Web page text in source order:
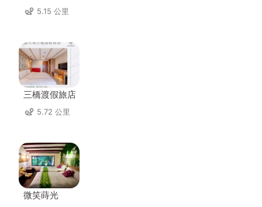
5.15 公里
三橋渡假旅店
5.72 公里
微笑蒔光